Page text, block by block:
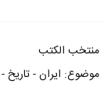
منتخب الکتب
موضوع: ایران - تاریخ - پس از